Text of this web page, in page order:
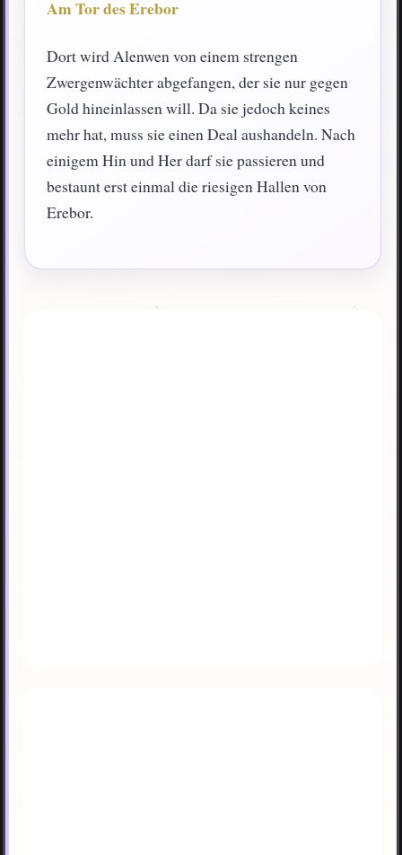
Am Tor des Erebor
Dort wird Alenwen von einem strengen
Zwergenwächter abgefangen, der sie nur gegen
Gold hineinlassen will. Da sie jedoch keines
mehr hat, muss sie einen Deal aushandeln. Nach
einigem Hin und Her darf sie passieren und
bestaunt erst einmal die riesigen Hallen von
Erebor.